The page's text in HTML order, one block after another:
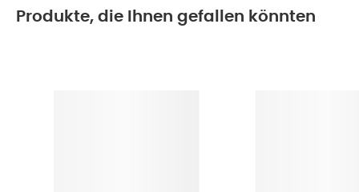
Produkte, die Ihnen gefallen könnten